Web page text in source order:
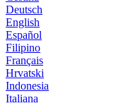
Deutsch
English
Español
Filipino
Français
Hrvatski
Indonesia
Italiana